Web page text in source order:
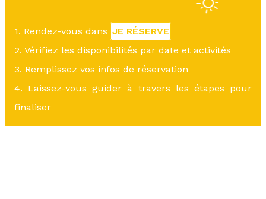
1. Rendez-vous dans JE RÉSERVE
2. Vérifiez les disponibilités par date et activités
3. Remplissez vos infos de réservation
4. Laissez-vous guider à travers les étapes pour
finaliser